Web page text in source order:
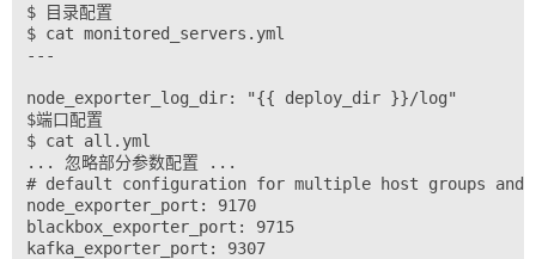
$ 目录配置
$ cat monitored_servers.yml
---
node_exporter_log_dir: "{{ deploy_dir }}/log"
$端口配置
$ cat all.yml
... 忽略部分参数配置 ...
# default configuration for multiple host groups and
node_exporter_port: 9170
blackbox_exporter_port: 9715
kafka_exporter_port: 9307